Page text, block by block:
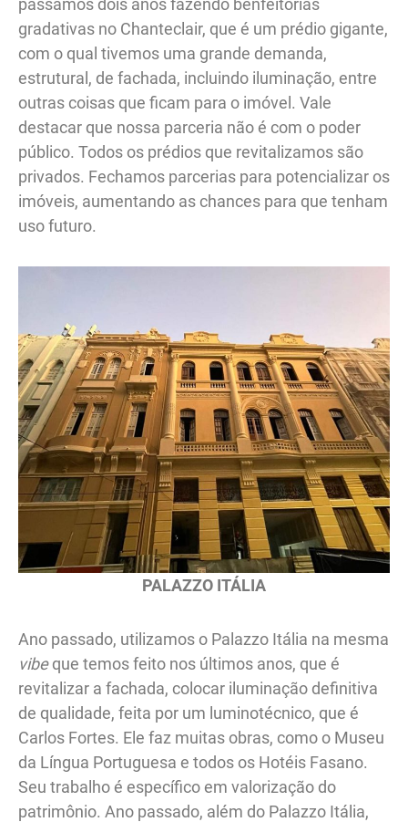
passamos dois anos fazendo benfeitorias
gradativas no Chanteclair, que é um prédio gigante,
com o qual tivemos uma grande demanda,
estrutural, de fachada, incluindo iluminação, entre
outras coisas que ficam para o imóvel. Vale
destacar que nossa parceria não é com o poder
público. Todos os prédios que revitalizamos são
privados. Fechamos parcerias para potencializar os
imóveis, aumentando as chances para que tenham
uso futuro.
PALAZZO ITÁLIA
Ano passado, utilizamos o Palazzo Itália na mesma
vibeque temos feito nos últimos anos, que é
revitalizar a fachada, colocar iluminação definitiva
de qualidade, feita por um luminotécnico, que é
Carlos Fortes. Ele faz muitas obras, como o Museu
da Língua Portuguesa e todos os Hotéis Fasano.
Seu trabalho é específico em valorização do
patrimônio. Ano passado, além do Palazzo Itália,